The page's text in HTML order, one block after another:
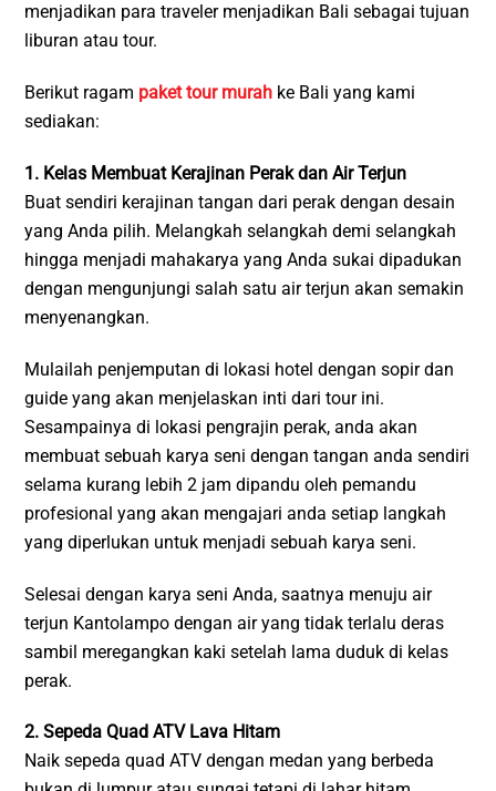
menjadikan para traveler menjadikan Bali sebagai tujuan
liburan atau tour.
Berikut ragam paket tour murah ke Bali yang kami
sediakan:
1. Kelas Membuat Kerajinan Perak dan Air Terjun
Buat sendiri kerajinan tangan dari perak dengan desain
yang Anda pilih. Melangkah selangkah demi selangkah
hingga menjadi mahakarya yang Anda sukai dipadukan
dengan mengunjungi salah satu air terjun akan semakin
menyenangkan.
Mulailah penjemputan di lokasi hotel dengan sopir dan
guide yang akan menjelaskan inti dari tour ini.
Sesampainya di lokasi pengrajin perak, anda akan
membuat sebuah karya seni dengan tangan anda sendiri
selama kurang lebih 2 jam dipandu oleh pemandu
profesional yang akan mengajari anda setiap langkah
yang diperlukan untuk menjadi sebuah karya seni.
Selesai dengan karya seni Anda, saatnya menuju air
terjun Kantolampo dengan air yang tidak terlalu deras
sambil meregangkan kaki setelah lama duduk di kelas
perak.
2. Sepeda Quad ATV Lava Hitam
Naik sepeda quad ATV dengan medan yang berbeda